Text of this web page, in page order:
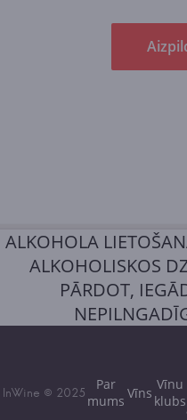
ALKOHOLA
ALKOHOLISKOS
PĀRDOT,
InWine © 2025
Par
mums Vīns Vīnu
klubs